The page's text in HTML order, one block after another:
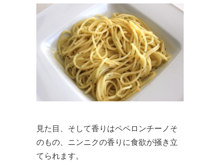
見た目、そして香りはペペロンチーノそ
のもの、ニンニクの香りに食欲が掻き立
てられます。